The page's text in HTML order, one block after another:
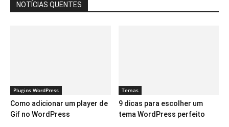
NOTÍCIAS QUENTES
Plugins WordPress
Como adicionar um player de
Gif no WordPress
Temas
9 dicas para escolher um
tema WordPress perfeito